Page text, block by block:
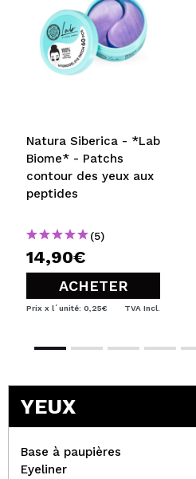
Recommandez-vous cet
Natura Siberica - *Lab
Biome* - Patchs
contour des yeux aux
peptides
(5)
14,90€
ACHETER
Prix x l´unité: 0,25€ TVA Incl.
YEUX
Base à paupières
Eyeliner